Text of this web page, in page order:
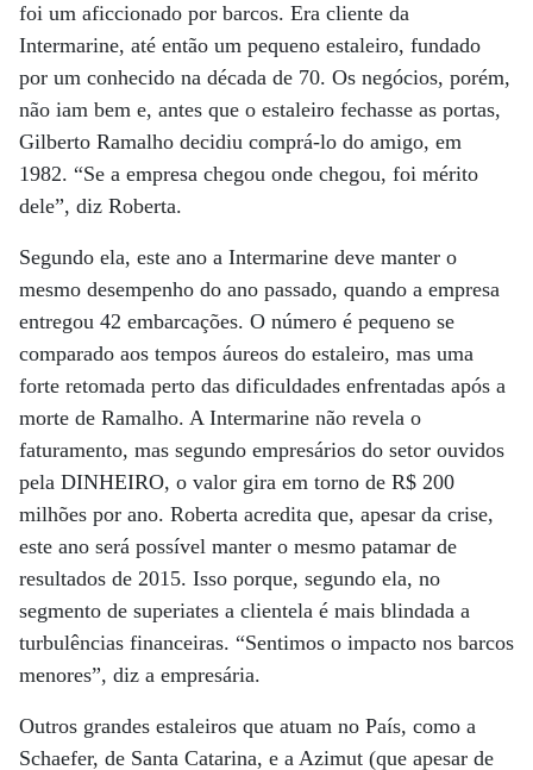
foi um aficcionado por barcos. Era cliente da
Intermarine, até então um pequeno estaleiro, fundado
por um conhecido na década de 70. Os negócios, porém,
não iam bem e, antes que o estaleiro fechasse as portas,
Gilberto Ramalho decidiu comprá-lo do amigo, em
1982. “Se a empresa chegou onde chegou, foi mérito
dele”, diz Roberta.
Segundo ela, este ano a Intermarine deve manter o
mesmo desempenho do ano passado, quando a empresa
entregou 42 embarcações. O número é pequeno se
comparado aos tempos áureos do estaleiro, mas uma
forte retomada perto das dificuldades enfrentadas após a
morte de Ramalho. A Intermarine não revela o
faturamento, mas segundo empresários do setor ouvidos
pela DINHEIRO, o valor gira em torno de R$ 200
milhões por ano. Roberta acredita que, apesar da crise,
este ano será possível manter o mesmo patamar de
resultados de 2015. Isso porque, segundo ela, no
segmento de superiates a clientela é mais blindada a
turbulências financeiras. “Sentimos o impacto nos barcos
menores”, diz a empresária.
Outros grandes estaleiros que atuam no País, como a
Schaefer, de Santa Catarina, e a Azimut (que apesar de